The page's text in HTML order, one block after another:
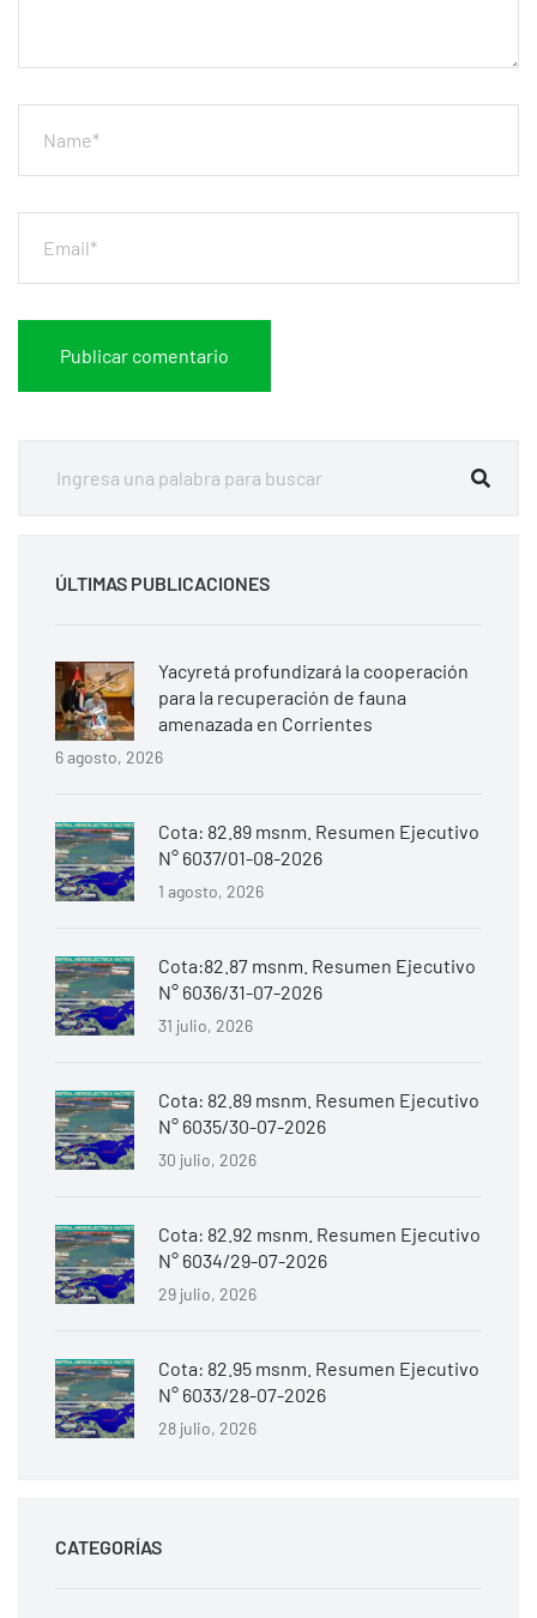
ÚLTIMAS PUBLICACIONES
Yacyretá profundizará la cooperación
para la recuperación de fauna
amenazada en Corrientes
6 agosto, 2026
Cota: 82.89 msnm. Resumen Ejecutivo
N° 6037/01-08-2026
1 agosto, 2026
Cota:82.87 msnm. Resumen Ejecutivo
N° 6036/31-07-2026
31 julio, 2026
Cota: 82.89 msnm. Resumen Ejecutivo
N° 6035/30-07-2026
30 julio, 2026
Cota: 82.92 msnm. Resumen Ejecutivo
N° 6034/29-07-2026
29 julio, 2026
Cota: 82.95 msnm. Resumen Ejecutivo
N° 6033/28-07-2026
28 julio, 2026
CATEGORÍAS